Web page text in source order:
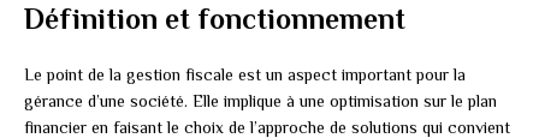
Définition et fonctionnement
Le point de la gestion fiscale est un aspect important pour la
gérance d’une société. Elle implique à une optimisation sur le plan
financier en faisant le choix de l’approche de solutions qui convient